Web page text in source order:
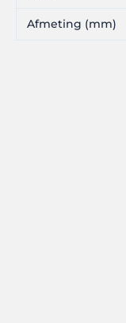
Afmeting (mm)